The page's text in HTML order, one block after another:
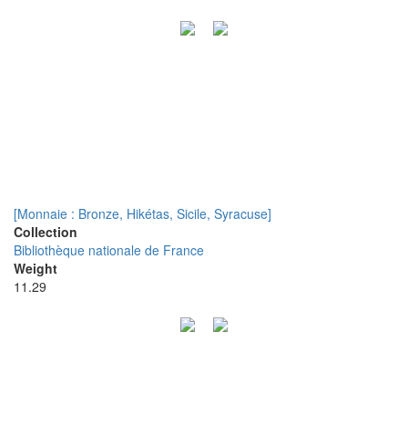
[Monnaie : Bronze, Hikétas, Sicile, Syracuse]
Collection
Bibliothèque nationale de France
Weight
11.29